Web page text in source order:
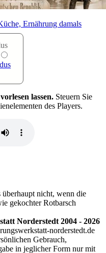
Ernährung damals
vorlesen lassen. Steuern Sie
des Players.
überhaupt nicht, wenn die
gekochter Rotbarsch
Norderstedt 2004 - 2026
norderstedt.de
Gebrauch,
in jeglicher Form nur mit